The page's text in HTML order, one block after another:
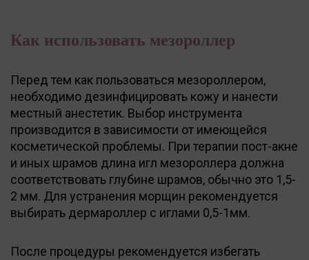
Как использовать мезороллер
Перед тем как пользоваться мезороллером,
необходимо дезинфицировать кожу и нанести
местный анестетик. Выбор инструмента
производится в зависимости от имеющейся
косметической проблемы. При терапии пост-акне
и иных шрамов длина игл мезороллера должна
соответствовать глубине шрамов, обычно это 1,5-
2 мм. Для устранения морщин рекомендуется
выбирать дермароллер с иглами 0,5-1мм.
После процедуры рекомендуется избегать